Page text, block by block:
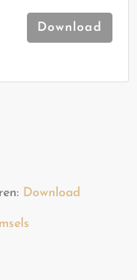
Download
Download